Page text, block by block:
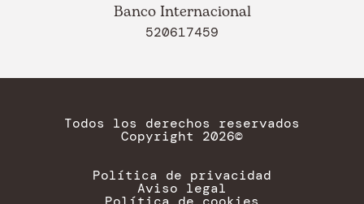
Banco Internacional
520617459
Todos los derechos reservados
Copyright 2026©
Política de privacidad
Aviso legal